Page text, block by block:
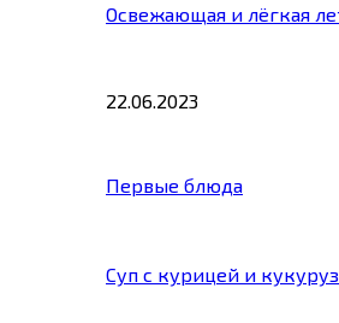
Освежающая и лёгкая
22.06.2023
Первые блюда
Суп с курицей и